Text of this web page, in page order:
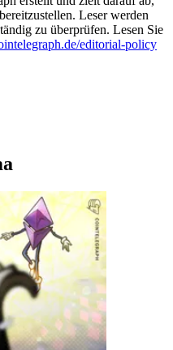
Leser werden
zu überprüfen. Lesen Sie
editorial-policy